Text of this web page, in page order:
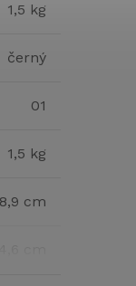
1,5 kg
černý
01
1,5 kg
cm